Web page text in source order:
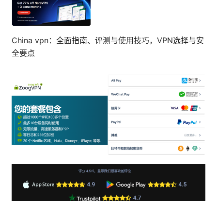
China vpn：全面指南、评测与使用技巧，VPN选择与安
全要点